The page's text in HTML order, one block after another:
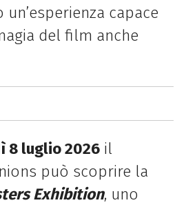
capace
del film anche
8 luglio 2026il
può scoprire la
Exhibition, uno